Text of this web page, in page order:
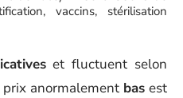
vaccins, stérilisation
et fluctuent selon
anormalement bas est